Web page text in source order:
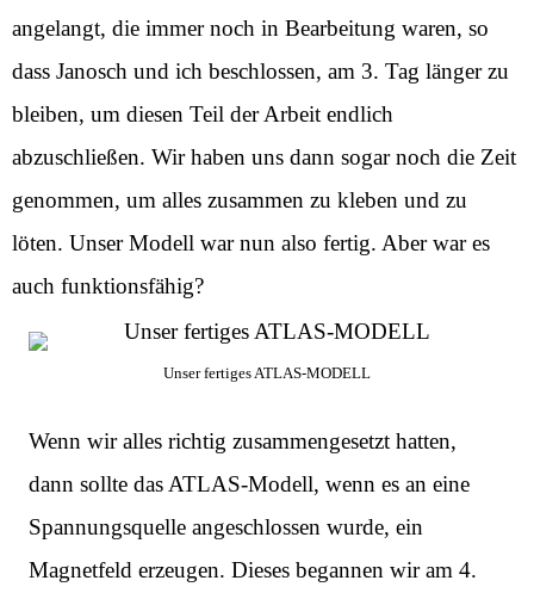
angelangt, die immer noch in Bearbeitung waren, so
dass Janosch und ich beschlossen, am 3. Tag länger zu
bleiben, um diesen Teil der Arbeit endlich
abzuschließen. Wir haben uns dann sogar noch die Zeit
genommen, um alles zusammen zu kleben und zu
löten. Unser Modell war nun also fertig. Aber war es
auch funktionsfähig?
Unser fertiges ATLAS-MODELL
Wenn wir alles richtig zusammengesetzt hatten,
dann sollte das ATLAS-Modell, wenn es an eine
Spannungsquelle angeschlossen wurde, ein
Magnetfeld erzeugen. Dieses begannen wir am 4.